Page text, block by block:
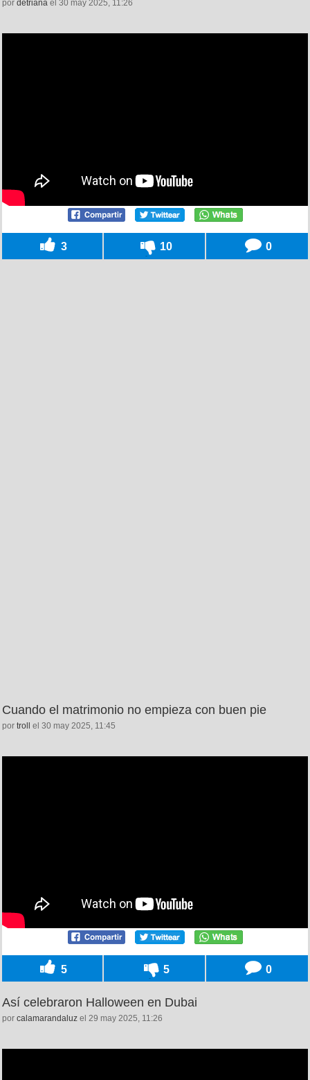
por detriana el 30 may 2025, 11:26
3 10 0
Cuando el matrimonio no empieza con buen pie
por troll el 30 may 2025, 11:45
5 5 0
Así celebraron Halloween en Dubai
por calamarandaluz el 29 may 2025, 11:26